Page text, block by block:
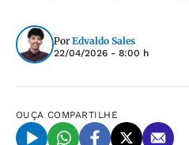
Por Edvaldo Sales
22/04/2026 - 8:00 h
OUÇA COMPARTILHE